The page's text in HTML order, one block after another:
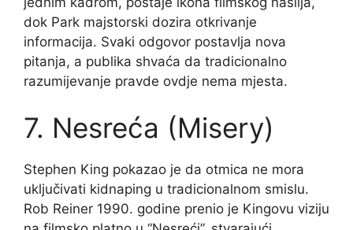
dok Park majstorski dozira otkrivanje
informacija. Svaki odgovor postavlja nova
pitanja, a publika shvaća da tradicionalno
razumijevanje pravde ovdje nema mjesta.
7. Nesreća (Misery)
Stephen King pokazao je da otmica ne mora
uključivati kidnaping u tradicionalnom smislu.
Rob Reiner 1990. godine prenio je Kingovu viziju